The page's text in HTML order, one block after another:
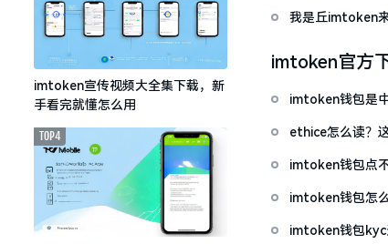
imtoken宣传视频大全集下载，新
手看完就懂怎么用
TOP4
我是丘imtoken
imtoken官方
imtoken钱包是
ethice怎么读？
imtoken钱包点
imtoken钱包怎
imtoken钱包kyc